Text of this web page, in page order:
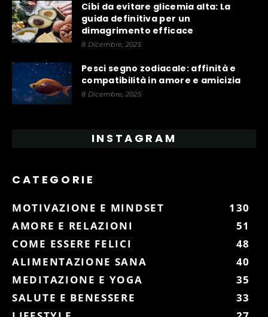
Cibi da evitare glicemia alta: La
guida definitiva per un
dimagrimento efficace
8 Dicembre, 2025
Pesci segno zodiacale: affinità e
compatibilità in amore e amicizia
8 Dicembre, 2025
INSTAGRAM
CATEGORIE
MOTIVAZIONE E MINDSET
130
AMORE E RELAZIONI
51
COME ESSERE FELICI
48
ALIMENTAZIONE SANA
40
MEDITAZIONE E YOGA
35
SALUTE E BENESSERE
33